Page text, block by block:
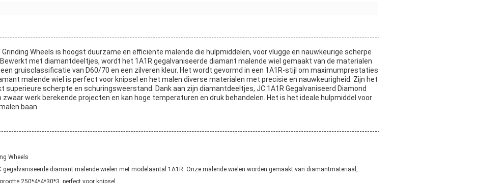
Grinding Wheels is hoogst duurzame en efficiënte malende die hulpmiddelen, voor vlugge en nauwkeurige scherpe
met diamantdeeltjes, wordt het 1A1R gegalvaniseerde diamant malende wiel gemaakt van de materialen
gruisclassificatie van D60/70 en een zilveren kleur. Het wordt gevormd in een 1A1R-stijl om maximumprestaties
malende wiel is perfect voor knipsel en het malen diverse materialen met precisie en nauwkeurigheid. Zijn het
scherpte en schuringsweerstand. Dank aan zijn diamantdeeltjes, JC 1A1R Gegalvaniseerd Diamond
zwaar werk berekende projecten en kan hoge temperaturen en druk behandelen. Het is het ideale hulpmiddel voor
baan.
Wheels
gegalvaniseerde diamant malende wielen met modelaantal 1A1R. Onze malende wielen worden gemaakt van diamantmateriaal,
250*4*4*30*3, perfect voor knipsel.